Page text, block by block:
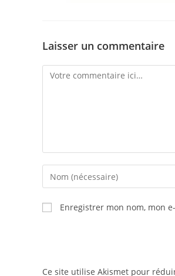
Laisser un commentaire
Enregistrer mon nom, mon
Ce site utilise Akismet pour